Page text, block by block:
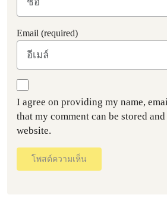
Email (required)
I agree on providing my name,
that my comment can be stored
website.
โพสต์ความเห็น